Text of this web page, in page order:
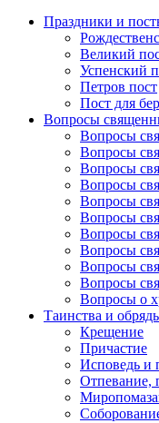
Праздники и
Великий
Успенский
Петров пост
Пост для
Вопросы
Вопросы
Вопросы
Вопросы
Вопросы
Вопросы
Вопросы
Вопросы
Вопросы
Вопросы
Вопросы
Вопросы о
Таинства и
Крещение
Причастие
Исповедь и
Отпевание,